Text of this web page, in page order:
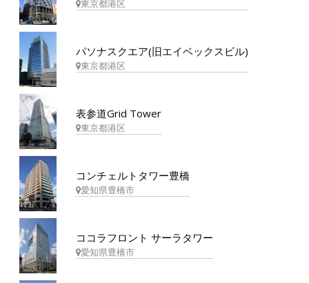
東京都港区
パソナスクエア(旧エイベックスビル)
東京都港区
表参道Grid Tower
東京都港区
コンチェルトタワー豊橋
愛知県豊橋市
ココラフロント サーラタワー
愛知県豊橋市